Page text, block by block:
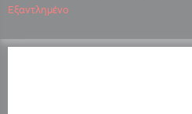
Εξαντλημένο